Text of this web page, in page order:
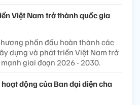
Việt Nam trở thành quốc gia
phấn đấu hoàn thành các
dựng và phát triển Việt Nam trở
giai đoạn 2026 - 2030.
động của Ban đại diện cha